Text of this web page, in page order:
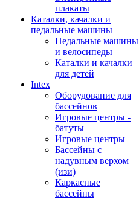
плакаты
Каталки, качалки и
педальные машины
Педальные машины
и велосипеды
Каталки и качалки
для детей
Intex
Оборудование для
бассейнов
Игровые центры -
батуты
Игровые центры
Бассейны с
надувным верхом
(изи)
Каркасные
бассейны